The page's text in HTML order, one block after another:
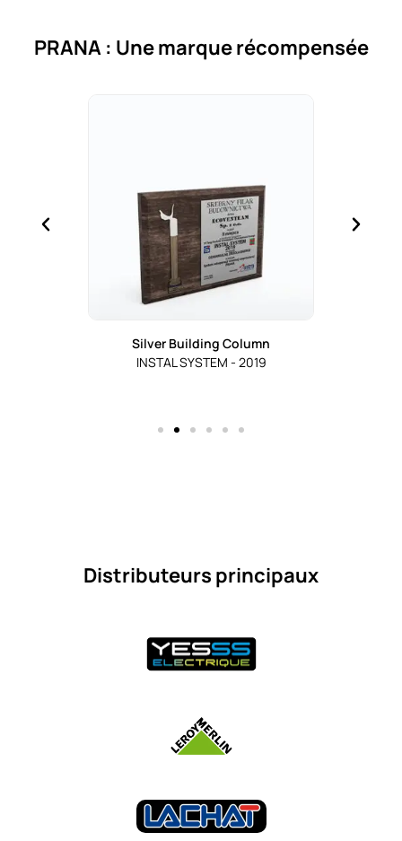
PRANA : Une marque récompensée
Silver Building Column
INSTAL SYSTEM - 2019
Distributeurs principaux